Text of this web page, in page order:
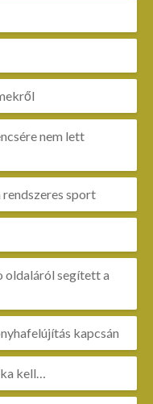
nem lett
rendszeres sport
oldaláról segített a
kapcsán
kell…